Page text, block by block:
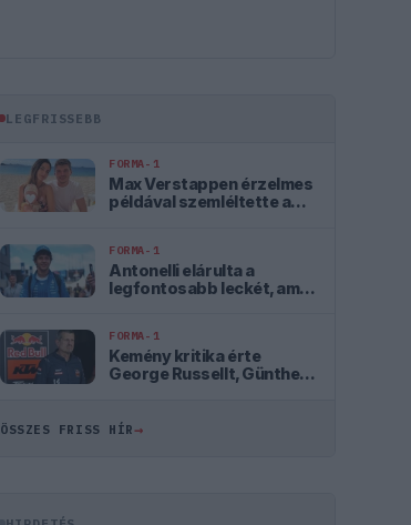
LEGFRISSEBB
FORMA-1
Max Verstappen érzelmes
példával szemléltette a
FORMA-1
Antonelli elárulta a
legfontosabb leckét, amit
FORMA-1
Kemény kritika érte
George Russellt, Günther
ÖSSZES FRISS HÍR→